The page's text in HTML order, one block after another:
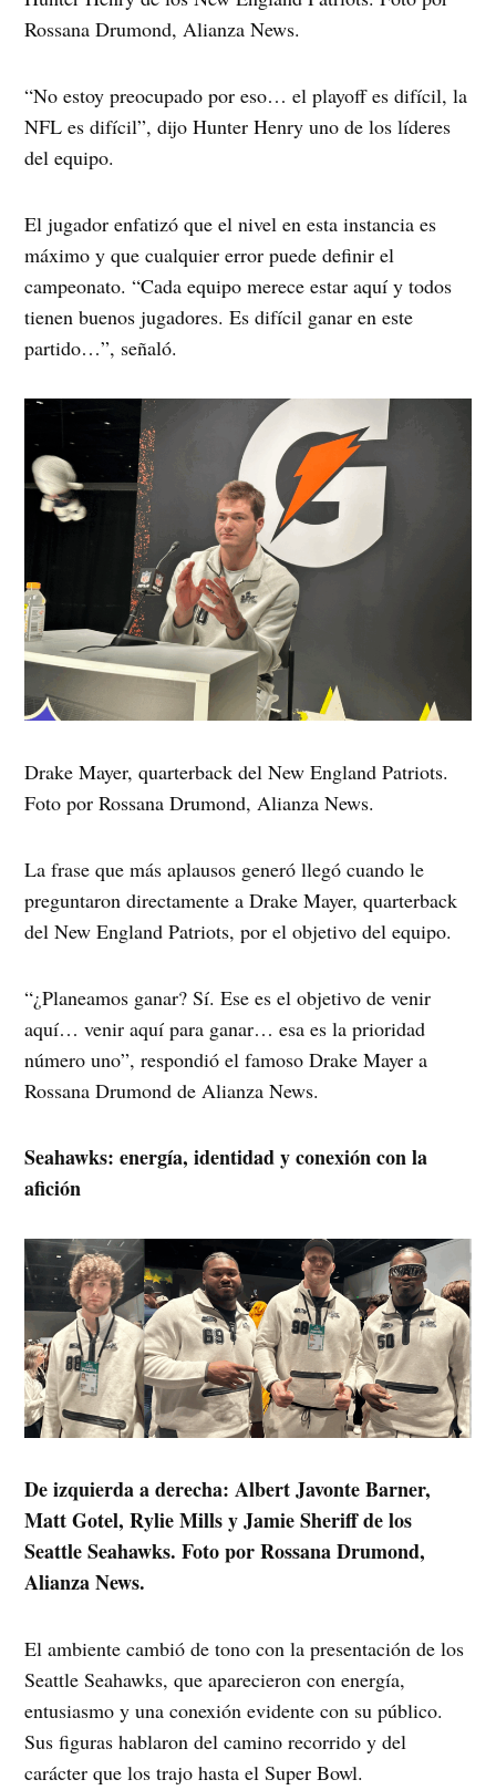
Rossana Drumond, Alianza News.
“No estoy preocupado por eso… el playoff es difícil, la
NFL es difícil”, dijo Hunter Henry uno de los líderes
del equipo.
El jugador enfatizó que el nivel en esta instancia es
máximo y que cualquier error puede definir el
campeonato. “Cada equipo merece estar aquí y todos
tienen buenos jugadores. Es difícil ganar en este
partido…”, señaló.
Drake Mayer, quarterback del New England Patriots.
Foto por Rossana Drumond, Alianza News.
La frase que más aplausos generó llegó cuando le
preguntaron directamente a Drake Mayer, quarterback
del New England Patriots, por el objetivo del equipo.
“¿Planeamos ganar? Sí. Ese es el objetivo de venir
aquí… venir aquí para ganar… esa es la prioridad
número uno”, respondió el famoso Drake Mayer a
Rossana Drumond de Alianza News.
Seahawks: energía, identidad y conexión con la
afición
De izquierda a derecha: Albert Javonte Barner,
Matt Gotel, Rylie Mills y Jamie Sheriff de los
Seattle Seahawks. Foto por Rossana Drumond,
Alianza News.
El ambiente cambió de tono con la presentación de los
Seattle Seahawks, que aparecieron con energía,
entusiasmo y una conexión evidente con su público.
Sus figuras hablaron del camino recorrido y del
carácter que los trajo hasta el Super Bowl.